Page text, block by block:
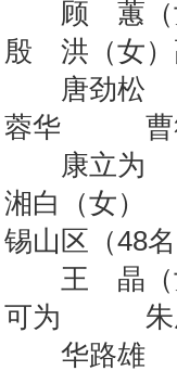
顾 蕙
殷 洪（
唐劲松
蓉华 曹
康立为
湘白（女）
锡山区（48
王 晶（
可为
华路